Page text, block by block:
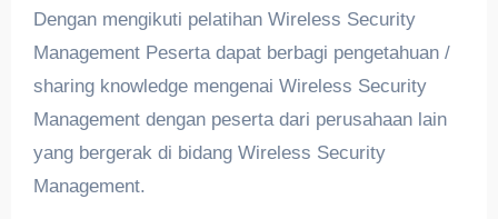
Dengan mengikuti pelatihan Wireless Security
Management Peserta dapat berbagi pengetahuan /
sharing knowledge mengenai Wireless Security
Management dengan peserta dari perusahaan lain
yang bergerak di bidang Wireless Security
Management.